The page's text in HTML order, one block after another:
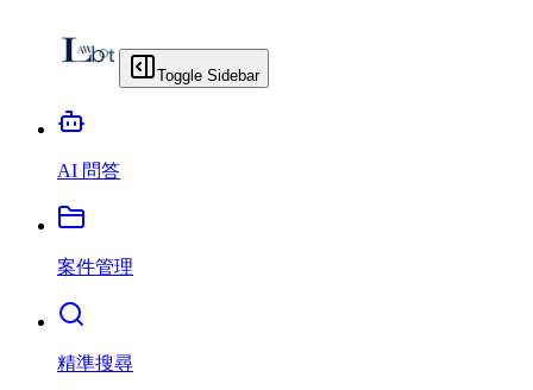
Toggle Sidebar
AI 問答
案件管理
精準搜尋